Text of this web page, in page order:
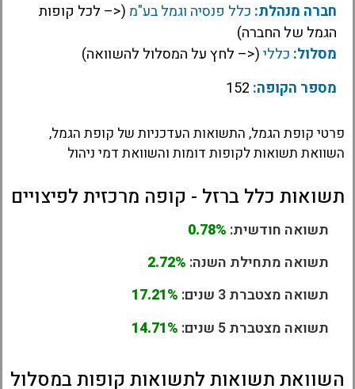
חברה מנהלת: כלל פנסיה וגמל בע"מ (<– לכל קופות
הגמל של החברה)
מסלול: כללי(<– לחץ על המסלול להשוואה)
מספר הקופה:
פרטי קופת הגמל, התשואות העדכניות של קופת הגמל,
השוואת תשואות לקופות דומות והשוואת דמי ניהול
תשואות כלל ברזל - קופה מרכזית לפיצויים
תשואה חודשית: 0.78%
תשואה מתחילת השנה: 2.72%
תשואה מצטברת 3 שנים:
17.21%
תשואה מצטברת 5 שנים:
14.71%
השוואת תשואות לתשואות קופות במסלול